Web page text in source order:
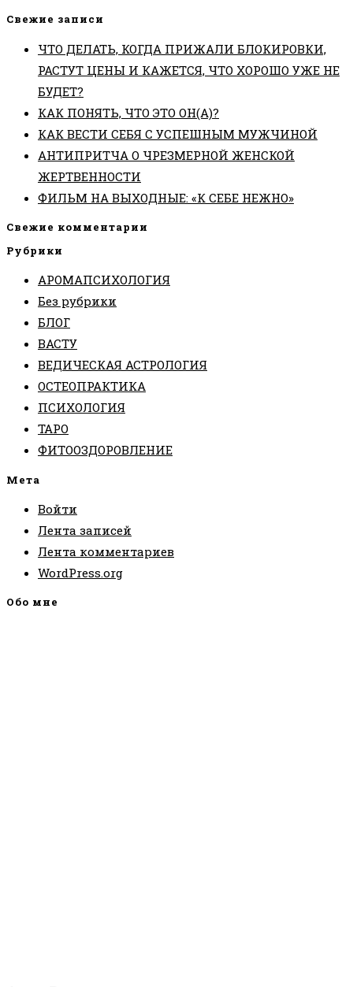
Свежие записи
ЧТО ДЕЛАТЬ, КОГДА ПРИЖАЛИ БЛОКИРОВКИ,
РАСТУТ ЦЕНЫ И КАЖЕТСЯ, ЧТО ХОРОШО УЖЕ НЕ
БУДЕТ?
КАК ПОНЯТЬ, ЧТО ЭТО ОН(А)?
КАК ВЕСТИ СЕБЯ С УСПЕШНЫМ МУЖЧИНОЙ
АНТИПРИТЧА О ЧРЕЗМЕРНОЙ ЖЕНСКОЙ
ЖЕРТВЕННОСТИ
ФИЛЬМ НА ВЫХОДНЫЕ: «К СЕБЕ НЕЖНО»
Свежие комментарии
Рубрики
АРОМАПСИХОЛОГИЯ
Без рубрики
БЛОГ
ВАСТУ
ВЕДИЧЕСКАЯ АСТРОЛОГИЯ
ОСТЕОПРАКТИКА
ПСИХОЛОГИЯ
ТАРО
ФИТООЗДОРОВЛЕНИЕ
Мета
Войти
Лента записей
Лента комментариев
WordPress.org
Обо мне